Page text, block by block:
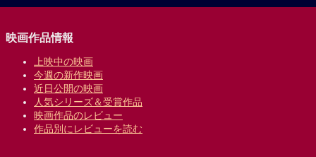
映画作品情報
上映中の映画
今週の新作映画
近日公開の映画
人気シリーズ＆受賞作品
映画作品のレビュー
作品別にレビューを読む